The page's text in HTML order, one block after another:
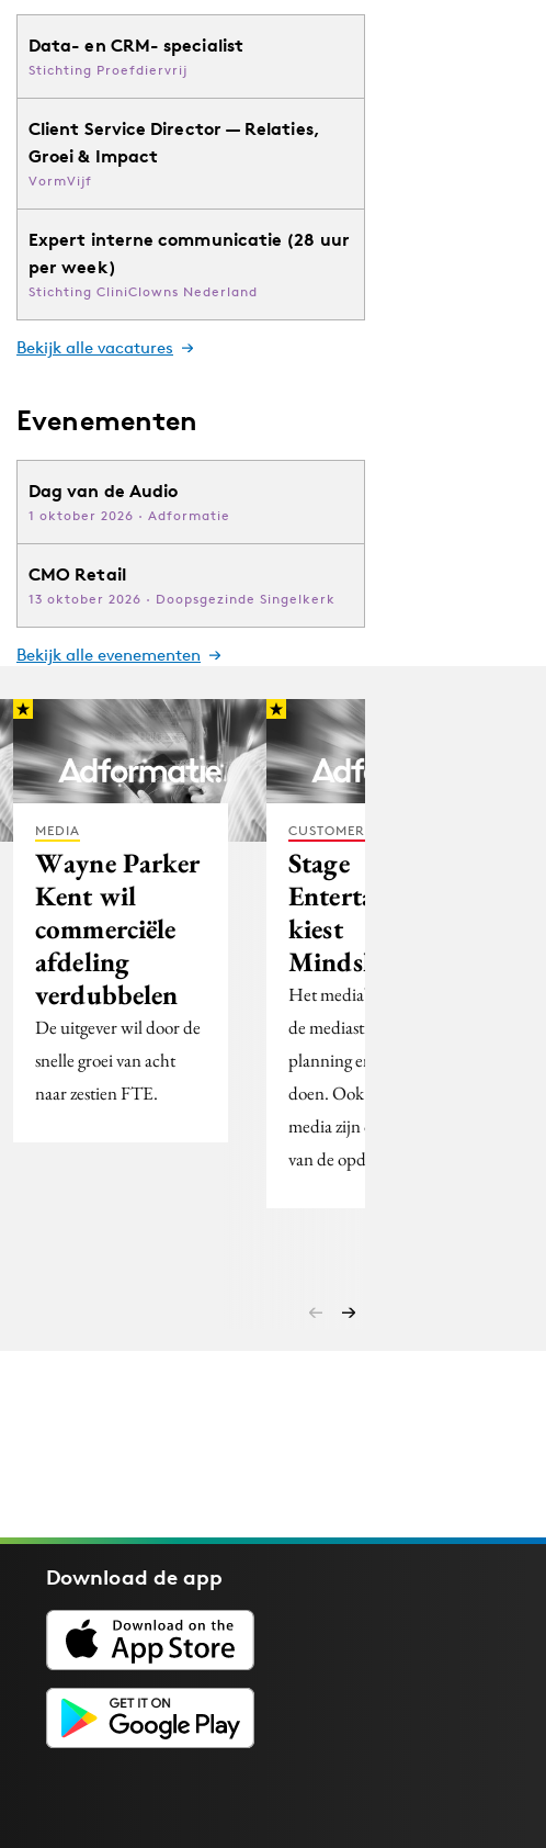
Data- en CRM- specialist
Stichting Proefdiervrij
Client Service Director — Relaties,
Groei & Impact
VormVijf
Expert interne communicatie (28 uur
per week)
Stichting CliniClowns Nederland
Bekijk alle vacatures
Evenementen
Dag van de Audio
1 oktober 2026 · Adformatie
CMO Retail
13 oktober 2026 · Doopsgezinde Singelkerk
Bekijk alle evenementen
MEDIA
Wayne Parker
Kent wil
commerciële
afdeling
verdubbelen
De uitgever wil door de
snelle groei van acht
naar zestien FTE.
CUSTOMER EXPERIENCE
Stage
Entertainment
kiest
Mindshare
Het mediabureau gaat
de mediastrategie, -
planning en inkoop
doen. Ook de digitale
media zijn onderdeel
van de opdracht.
Download deapp